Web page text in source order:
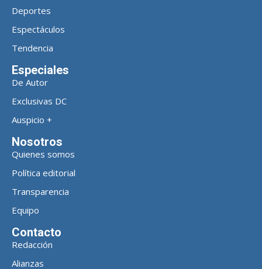
Deportes
Espectáculos
Tendencia
Especiales
De Autor
Exclusivas DC
Auspicio +
Nosotros
Quienes somos
Política editorial
Transparencia
Equipo
Contacto
Redacción
Alianzas